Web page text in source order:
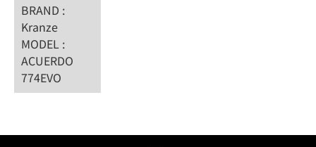
BRAND :
Kranze
MODEL :
ACUERDO
774EVO